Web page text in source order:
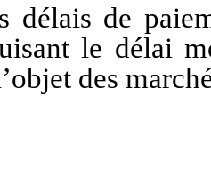
délais de
le délai
des